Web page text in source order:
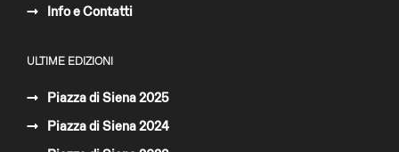
Info e Contatti
ULTIME EDIZIONI
Piazza di Siena 2025
Piazza di Siena 2024